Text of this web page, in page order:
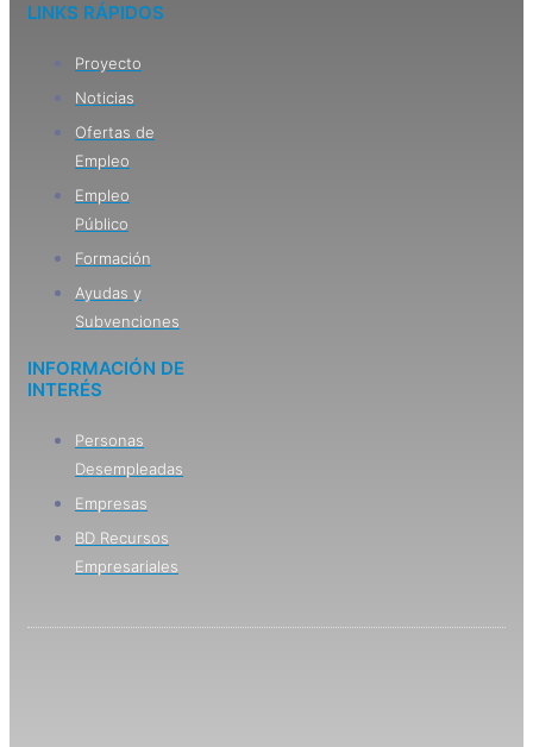
LINKS RÁPIDOS
Proyecto
Noticias
Ofertas de
Empleo
Empleo
Público
Formación
Ayudas y
Subvenciones
INFORMACIÓN DE
INTERÉS
Personas
Desempleadas
Empresas
BD Recursos
Empresariales